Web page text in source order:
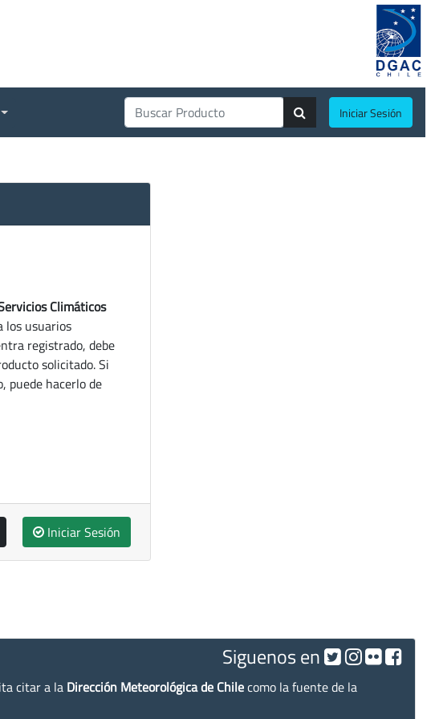
Iniciar Sesión
Climáticos
los usuarios
registrado, debe
solicitado. Si
puede hacerlo de
Iniciar Sesión
Siguenos en
citar a la Dirección Meteorológica de Chilecomo la fuente de la